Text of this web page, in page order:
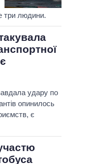
три людини.
удару по
опинилось
є